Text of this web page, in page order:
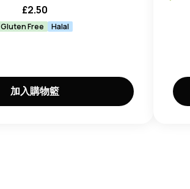
£2.50
Gluten Free Halal
加入購物籃